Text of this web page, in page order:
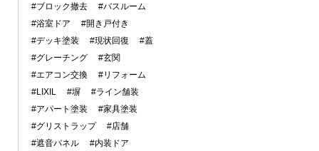
#ブロック撤去
#バスルーム
#浴室ドア
#開き戸付き
#デッキ塗装
#現状回復
#蓋
#グレーチング
#玄関
#エアコン交換
#リフォーム
#LIXIL
#塀
#ライン舗装
#アパート塗装
#家具塗装
#グリストラップ
#店舗
#遮音パネル
#内装ドア